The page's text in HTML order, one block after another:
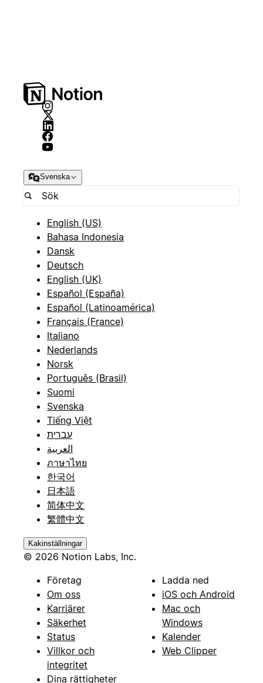
Svenska
English (US)
Bahasa Indonesia
Dansk
Deutsch
English (UK)
Español (España)
Español (Latinoamérica)
Français (France)
Italiano
Nederlands
Norsk
Português (Brasil)
Suomi
Svenska
Tiếng Việt
עברית
العربية
ภาษาไทย
한국어
日本語
简体中文
繁體中文
Kakinställningar
© 2026 Notion Labs, Inc.
Företag
Om oss
Karriärer
Säkerhet
Status
Villkor och
integritet
Dina rättigheter
Ladda ned
iOS och Android
Mac och
Windows
Kalender
Web Clipper